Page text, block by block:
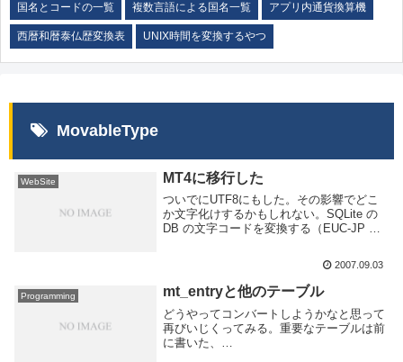
国名とコードの一覧 複数言語による国名一覧 アプリ内通貨換算機
西暦和暦泰仏歴変換表 UNIX時間を変換するやつ
MovableType
WebSite MT4に移行した
ついでにUTF8にもした。その影響でどこ
か文字化けするかもしれない。SQLite の
DB の文字コードを変換する（EUC-JP →
してShift_JISからUTF-8に変えた...
2007.09.03
Programming mt_entryと他のテーブル
どうやってコンバートしようかなと思って
再びいじくってみる。重要なテーブルは前
に書いた、